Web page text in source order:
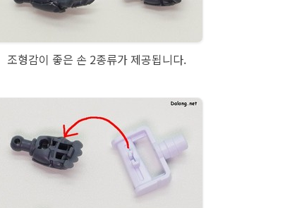
조형감이 좋은 손 2종류가 제공됩니다.